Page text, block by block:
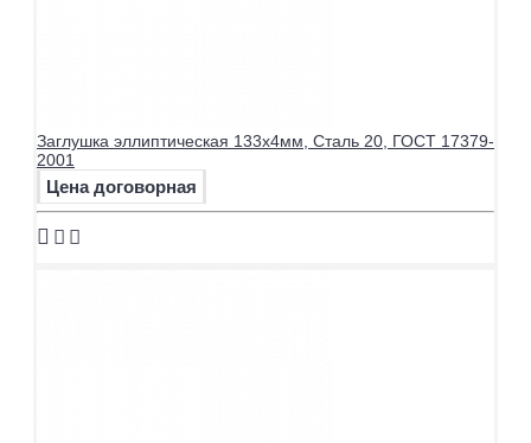
Заглушка эллиптическая 133х4мм, Сталь 20, ГОСТ 17379-
2001
Цена договорная